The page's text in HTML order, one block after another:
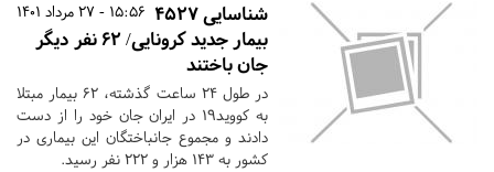
15:56 - 27 مرداد 1401 شناسایی ۴۵۲۷
بیمار جدید کرونایی/ ۶۲ نفر دیگر
جان باختند
در طول ۲۴ ساعت گذشته، ۶۲ بیمار مبتلا
به کووید۱۹ در ایران جان خود را از دست
دادند و مجموع جانباختگان این بیماری در
کشور به ۱۴۳ هزار و ۲۲۲ نفر رسید.